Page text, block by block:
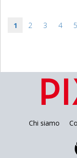
1 2 3 4 5
Chi siamo